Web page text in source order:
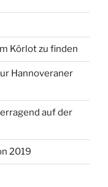
Körlot zu finden
Hannoveraner
auf der
2019